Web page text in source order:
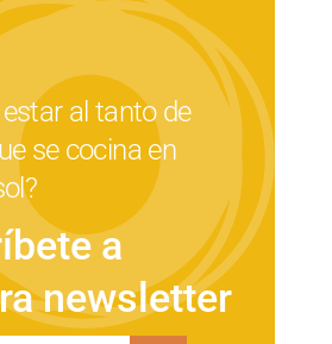
al tanto de
se cocina en
a
newsletter